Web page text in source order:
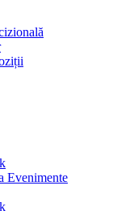
Evenimente